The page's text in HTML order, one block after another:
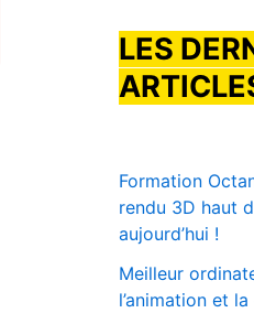
LES
Formation
rendu 3D haut
aujourd’hui !
Meilleur
l’animation et